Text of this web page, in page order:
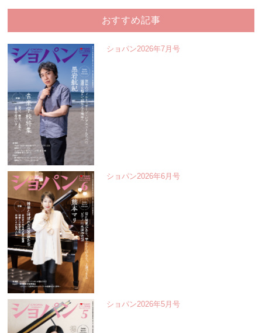
おすすめ記事
ショパン2026年7月号
ショパン2026年6月号
ショパン2026年5月号